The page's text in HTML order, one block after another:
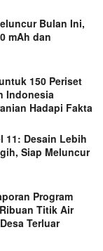
Bulan Ini,
mAh dan
150 Periset
Indonesia
Hadapi Fakta
11: Desain Lebih
Siap Meluncur
Program
Titik Air
Terluar